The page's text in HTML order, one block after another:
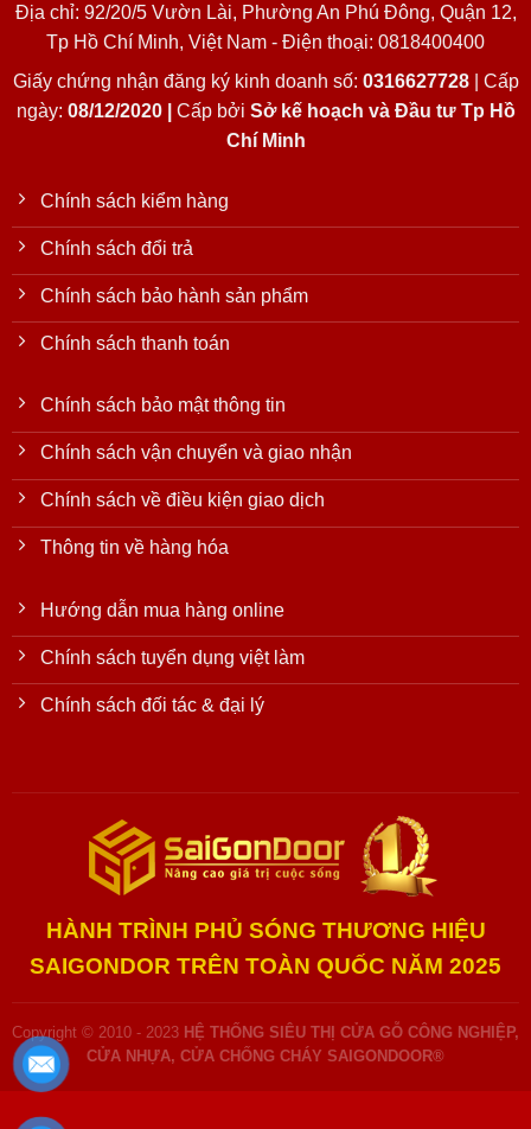
Địa chỉ: 92/20/5 Vườn Lài, Phường An Phú Đông, Quận 12,
Tp Hồ Chí Minh, Việt Nam - Điện thoại: 0818400400
Giấy chứng nhận đăng ký kinh doanh số: 0316627728| Cấp
ngày: 08/12/2020 | Cấp bởi Sở kế hoạch và Đầu tư Tp Hồ
Chí Minh
Chính sách kiểm hàng
Chính sách đổi trả
Chính sách bảo hành sản phẩm
Chính sách thanh toán
Chính sách bảo mật thông tin
Chính sách vận chuyển và giao nhận
Chính sách về điều kiện giao dịch
Thông tin về hàng hóa
Hướng dẫn mua hàng online
Chính sách tuyển dụng việt làm
Chính sách đối tác & đại lý
HÀNH TRÌNH PHỦ SÓNG THƯƠNG HIỆU
SAIGONDOR TRÊN TOÀN QUỐC NĂM 2025
Copyright © 2010 - 2023 HỆ THỐNG SIÊU THỊ CỬA GỖ CÔNG NGHIỆP,
CỬA NHỰA, CỬA CHỐNG CHÁY SAIGONDOOR®